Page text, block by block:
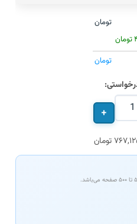
تومان
تومان
تومان
+